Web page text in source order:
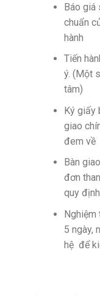
Báo giá
chuẩn
hành
Tiến
ý. (Một
tâm)
Ký giấy
giao
đem về
Bàn
đơn
quy định
Nghiệm
5 ngày,
hệ để